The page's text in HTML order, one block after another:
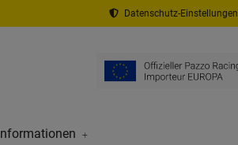
Datenschutz-Einstellungen